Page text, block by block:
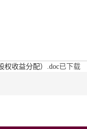
权收益分配）.doc已下载